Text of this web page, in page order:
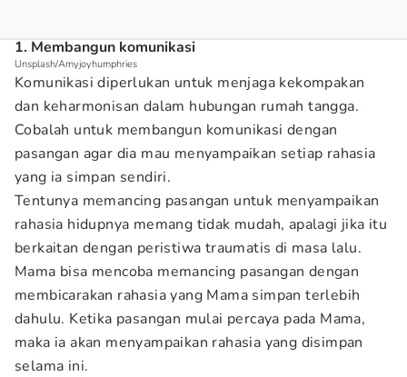
1. Membangun komunikasi
Unsplash/Amyjoyhumphries
Komunikasi diperlukan untuk menjaga kekompakan
dan keharmonisan dalam hubungan rumah tangga.
Cobalah untuk membangun komunikasi dengan
pasangan agar dia mau menyampaikan setiap rahasia
yang ia simpan sendiri.
Tentunya memancing pasangan untuk menyampaikan
rahasia hidupnya memang tidak mudah, apalagi jika itu
berkaitan dengan peristiwa traumatis di masa lalu.
Mama bisa mencoba memancing pasangan dengan
membicarakan rahasia yang Mama simpan terlebih
dahulu. Ketika pasangan mulai percaya pada Mama,
maka ia akan menyampaikan rahasia yang disimpan
selama ini.